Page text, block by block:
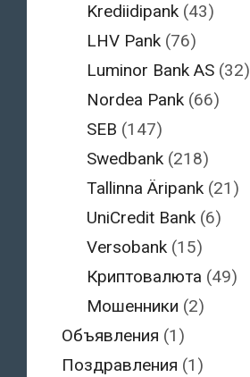
Krediidipank (43)
LHV Pank (76)
Luminor Bank AS (32)
Nordea Pank (66)
SEB (147)
Swedbank (218)
Tallinna Äripank (21)
UniCredit Bank (6)
Versobank (15)
Криптовалюта (49)
Мошенники (2)
Объявления (1)
Поздравления (1)